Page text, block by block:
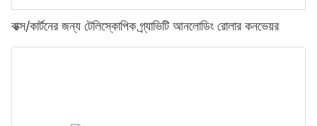
বাক্স/কার্টনের জন্য টেলিস্কোপিক গ্র্যাভিটি আনলোডিং রোলার কনভেয়র